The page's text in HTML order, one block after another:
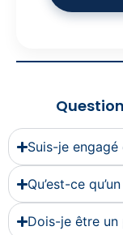
Suis-je engagé
Qu’est-ce
Dois-je être un